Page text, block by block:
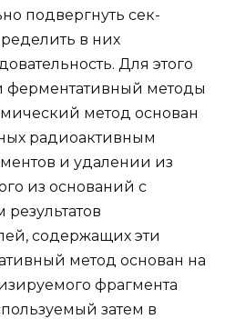
подвергнуть сек-
в них
Для этого
ферментативный методы
метод основан
радиоактивным
и удалении из
из оснований с
содержащих эти
метод основан на
фрагмента
затем в